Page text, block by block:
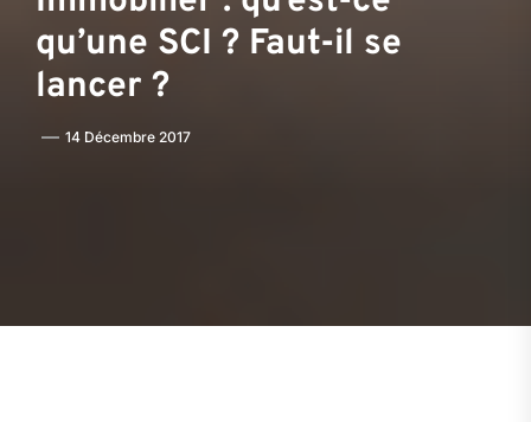
qu’une SCI ? Faut-il se
lancer ?
14 Décembre 2017